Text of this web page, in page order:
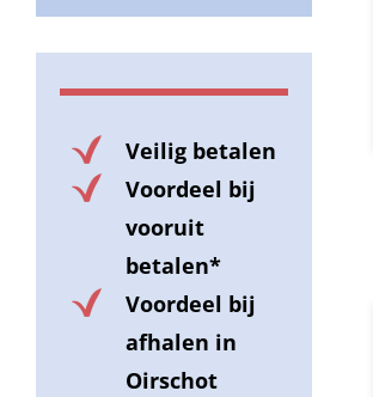
Veilig betalen
Voordeel bij
vooruit
betalen*
Voordeel bij
afhalen in
Oirschot